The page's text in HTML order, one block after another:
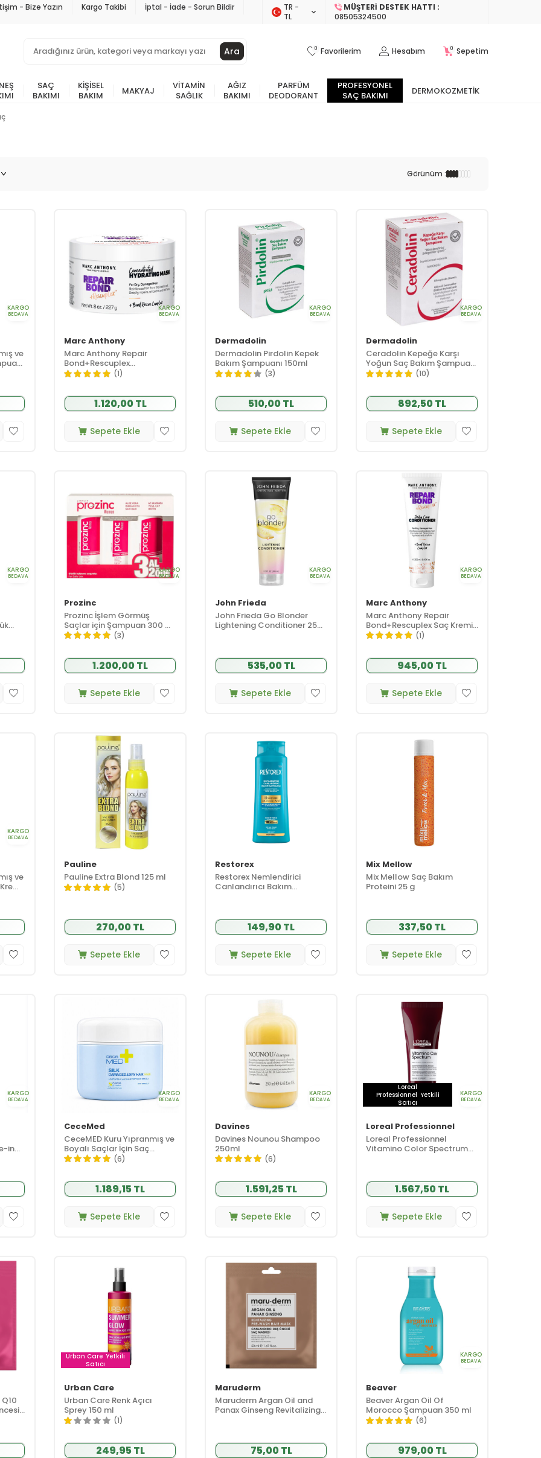
- Bize Yazın Kargo Takibi İptal - İade - Sorun Bildir
TR −
TL
MÜŞTERI DESTEK HATTI :
08505324500
Ara 0 Favorilerim Hesabım 0 Sepetim
SAÇ
BAKIMI
KIŞISEL
BAKIM
MAKYAJ
VITAMIN
SAĞLIK
AĞIZ
BAKIMI
PARFÜM
DEODORANT
PROFESYONEL
SAÇ BAKIMI
DERMOKOZMETIK
Görünüm :
KARGO
BEDAVA
ve
KARGO
BEDAVA
Marc Anthony
Marc Anthony Repair
Bond+Rescuplex
Nemlendirici Maske 237 ml
(1)
1.120,00 TL
Sepete Ekle
KARGO
BEDAVA
Dermadolin
Dermadolin Pirdolin Kepek
Bakım Şampuanı 150ml
(3)
510,00 TL
Sepete Ekle
KARGO
BEDAVA
Dermadolin
Ceradolin Kepeğe Karşı
Yoğun Saç Bakım Şampuanı
150 ml
(10)
892,50 TL
Sepete Ekle
KARGO
BEDAVA
KARGO
BEDAVA
Prozinc
Prozinc İşlem Görmüş
Saçlar için Şampuan 300 ml
| 3 AL 2 ÖDE (3)
1.200,00 TL
Sepete Ekle
KARGO
BEDAVA
John Frieda
John Frieda Go Blonder
Lightening Conditioner 250
535,00 TL
Sepete Ekle
KARGO
BEDAVA
Marc Anthony
Marc Anthony Repair
Bond+Rescuplex Saç Kremi
250 ml
(1)
945,00 TL
Sepete Ekle
KARGO
BEDAVA
ve
Pauline
Pauline Extra Blond 125 ml
(5)
270,00 TL
Sepete Ekle
Restorex
Restorex Nemlendirici
Canlandırıcı Bakım
149,90 TL
Sepete Ekle
Mix Mellow
Mix Mellow Saç Bakım
Proteini 25 g
337,50 TL
Sepete Ekle
KARGO
BEDAVA
in
KARGO
BEDAVA
CeceMed
CeceMED Kuru Yıpranmış ve
Boyalı Saçlar İçin Saç
Maskesi 200 ml
(6)
1.189,15 TL
Sepete Ekle
KARGO
BEDAVA
Davines
Davines Nounou Shampoo
250ml
(6)
1.591,25 TL
Sepete Ekle
Loreal
Professionnel Yetkili
Satıcı
KARGO
BEDAVA
Loreal Professionnel
Loreal Professionnel
Vitamino Color Spectrum
1.567,50 TL
Sepete Ekle
Urban Care Yetkili
Satıcı
Urban Care
Urban Care Renk Açıcı
Sprey 150 ml
(1)
249,95 TL
Maruderm
Maruderm Argan Oil and
Panax Ginseng Revitalizing
75,00 TL
KARGO
BEDAVA
Beaver
Beaver Argan Oil Of
Morocco Şampuan 350 ml
(6)
979,00 TL